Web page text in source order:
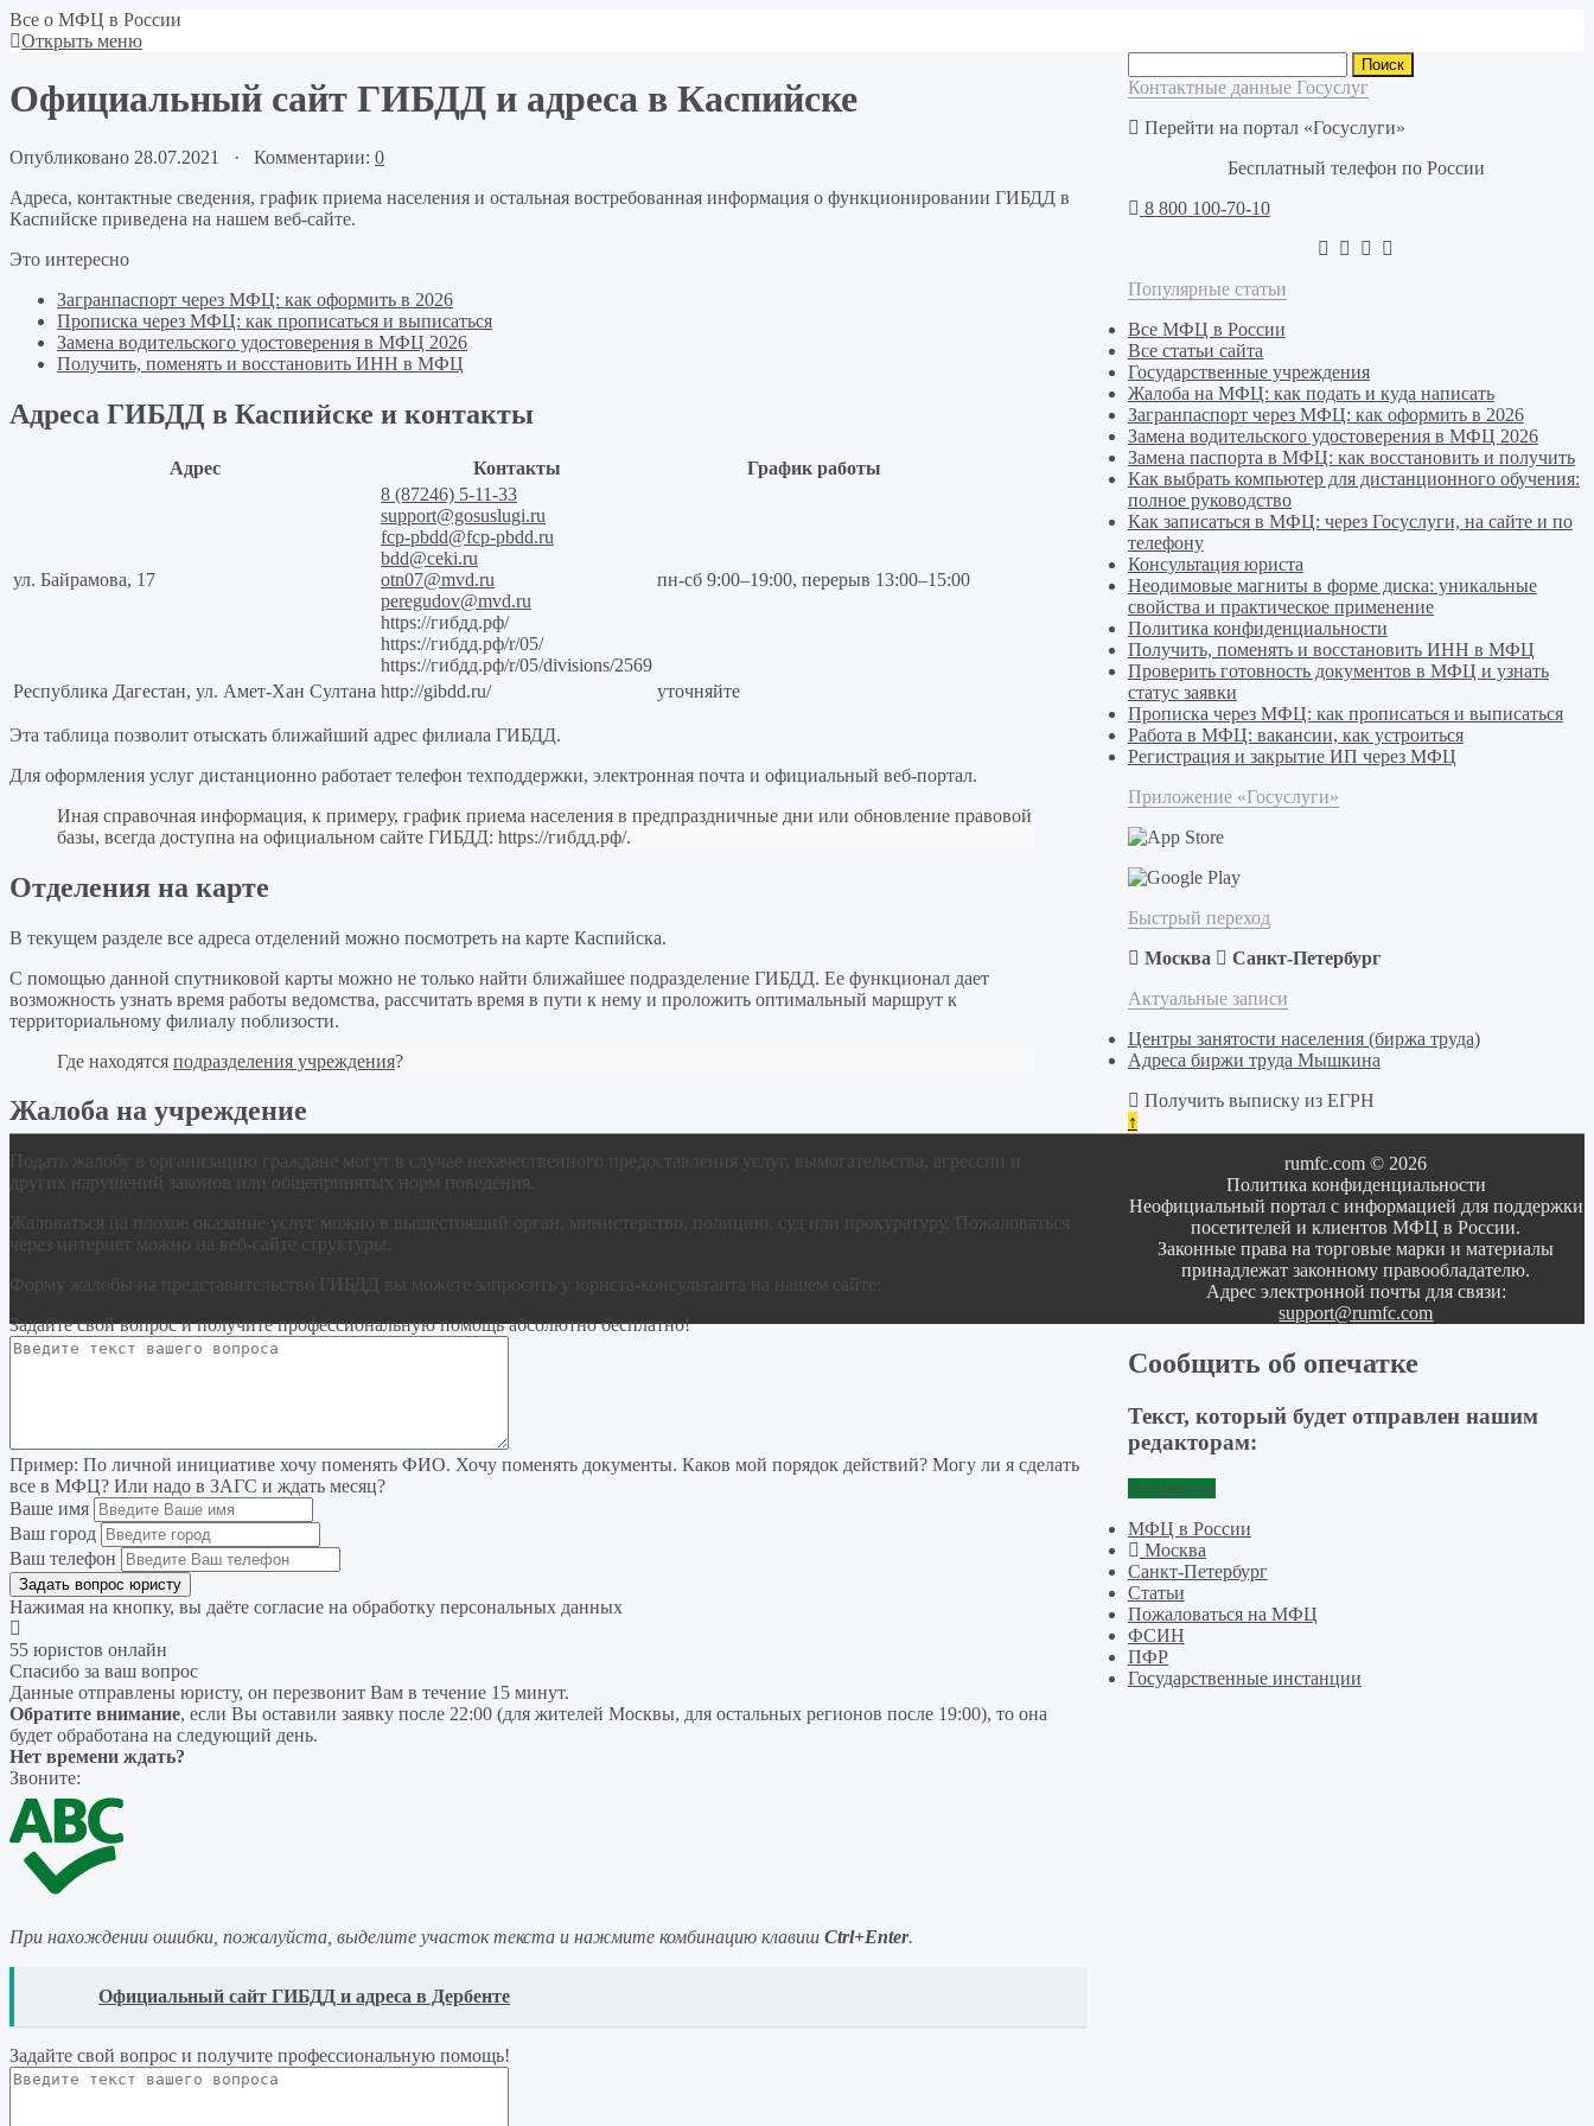
Все о МФЦ в России
Открыть меню
Официальный сайт ГИБДД и адреса в Каспийске
Опубликовано 28.07.2021 · Комментарии: 0
Адреса, контактные сведения, график приема населения и остальная востребованная информация о функционировании ГИБДД в
Каспийске приведена на нашем веб-сайте.
Это интересно
Загранпаспорт через МФЦ: как оформить в 2026
Прописка через МФЦ: как прописаться и выписаться
Замена водительского удостоверения в МФЦ 2026
Получить, поменять и восстановить ИНН в МФЦ
Адреса ГИБДД в Каспийске и контакты
Адрес Контакты График работы
ул. Байрамова, 17
8 (87246) 5-11-33
support@gosuslugi.ru
fcp-pbdd@fcp-pbdd.ru
bdd@ceki.ru
otn07@mvd.ru
peregudov@mvd.ru
https://гибдд.рф/
https://гибдд.рф/r/05/
https://гибдд.рф/r/05/divisions/2569
пн-сб 9:00–19:00, перерыв 13:00–15:00
Республика Дагестан, ул. Амет-Хан Султана http://gibdd.ru/ уточняйте
Эта таблица позволит отыскать ближайший адрес филиала ГИБДД.
Для оформления услуг дистанционно работает телефон техподдержки, электронная почта и официальный веб-портал.
Иная справочная информация, к примеру, график приема населения в предпраздничные дни или обновление правовой
базы, всегда доступна на официальном сайте ГИБДД: https://гибдд.рф/.
Отделения на карте
В текущем разделе все адреса отделений можно посмотреть на карте Каспийска.
С помощью данной спутниковой карты можно не только найти ближайшее подразделение ГИБДД. Ее функционал дает
возможность узнать время работы ведомства, рассчитать время в пути к нему и проложить оптимальный маршрут к
территориальному филиалу поблизости.
Где находятся подразделения учреждения?
Жалоба на учреждение
Подать жалобу в организацию граждане могут в случае некачественного предоставления услуг, вымогательства, агрессии и
других нарушений законов или общепринятых норм поведения.
Жаловаться на плохое оказание услуг можно в вышестоящий орган, министерство, полицию, суд или прокуратуру. Пожаловаться
через интернет можно на веб-сайте структуры.
Форму жалобы на представительство ГИБДД вы можете запросить у юриста-консультанта на нашем сайте:
Задайте свой вопроси получите профессиональную помощьабсолютно бесплатно!
Пример: По личной инициативе хочу поменять ФИО. Хочу поменять документы. Каков мой порядок действий? Могу ли я сделать
все в МФЦ? Или надо в ЗАГС и ждать месяц?
Ваше имя
Ваш город
Ваш телефон
Нажимая на кнопку, вы даёте согласие на обработку персональных данных
55 юристов онлайн
Спасибо за ваш вопрос
Данные отправлены юристу, он перезвонит Вам в течение 15 минут.
Обратите внимание, если Вы оставили заявку после 22:00 (для жителей Москвы, для остальных регионов после 19:00), то она
будет обработана на следующий день.
Нет времени ждать?
Звоните:
При нахождении ошибки, пожалуйста, выделите участок текста и нажмите комбинацию клавиш Ctrl+Enter.
Официальный сайт ГИБДД и адреса в Дербенте
Задайте свой вопрос и получите профессиональную помощь!
Контактные данные Госуслуг
Перейти на портал «Госуслуги»
Бесплатный телефон по России
8 800 100-70-10
Популярные статьи
Все МФЦ в России
Все статьи сайта
Государственные учреждения
Жалоба на МФЦ: как подать и куда написать
Загранпаспорт через МФЦ: как оформить в 2026
Замена водительского удостоверения в МФЦ 2026
Замена паспорта в МФЦ: как восстановить и получить
Как выбрать компьютер для дистанционного обучения:
полное руководство
Как записаться в МФЦ: через Госуслуги, на сайте и по
телефону
Консультация юриста
Неодимовые магниты в форме диска: уникальные
свойства и практическое применение
Политика конфиденциальности
Получить, поменять и восстановить ИНН в МФЦ
Проверить готовность документов в МФЦ и узнать
статус заявки
Прописка через МФЦ: как прописаться и выписаться
Работа в МФЦ: вакансии, как устроиться
Регистрация и закрытие ИП через МФЦ
Приложение «Госуслуги»
Быстрый переход
Москва
Санкт-Петербург
Актуальные записи
Центры занятости населения (биржа труда)
Адреса биржи труда Мышкина
Получить выписку из ЕГРН
↑
rumfc.com © 2026
Политика конфиденциальности
Неофициальный портал с информацией для поддержки
посетителей и клиентов МФЦ в России.
Законные права на торговые марки и материалы
принадлежат законному правообладателю.
Адрес электронной почты для связи:
support@rumfc.com
Сообщить об опечатке
Текст, который будет отправлен нашим
редакторам:
Отправить
МФЦ в России
Москва
Санкт-Петербург
Статьи
Пожаловаться на МФЦ
ФСИН
ПФР
Государственные инстанции